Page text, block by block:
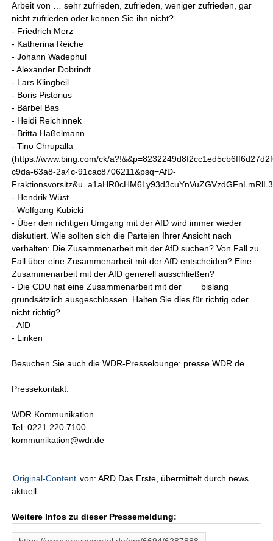
Arbeit von … sehr zufrieden, zufrieden, weniger zufrieden, gar
nicht zufrieden oder kennen Sie ihn nicht?
- Friedrich Merz
- Katherina Reiche
- Johann Wadephul
- Alexander Dobrindt
- Lars Klingbeil
- Boris Pistorius
- Bärbel Bas
- Heidi Reichinnek
- Britta Haßelmann
- Tino Chrupalla
(https://www.bing.com/ck/
c9da-63a8-2a4c-91cac8706211&psq=AfD-
- Hendrik Wüst
- Wolfgang Kubicki
- Über den richtigen Umgang mit der AfD wird immer wieder
diskutiert. Wie sollten sich die Parteien Ihrer Ansicht nach
verhalten: Die Zusammenarbeit mit der AfD suchen? Von Fall zu
Fall über eine Zusammenarbeit mit der AfD entscheiden? Eine
Zusammenarbeit mit der AfD generell ausschließen?
- Die CDU hat eine Zusammenarbeit mit der ___ bislang
grundsätzlich ausgeschlossen. Halten Sie dies für richtig oder
nicht richtig?
- AfD
- Linken
Besuchen Sie auch die WDR-Presselounge: presse.WDR.de
Pressekontakt:
WDR Kommunikation
Tel. 0221 220 7100
kommunikation@wdr.de
Original-Content von: ARD Das Erste, übermittelt durch news
aktuell
Weitere Infos zu dieser Pressemeldung: